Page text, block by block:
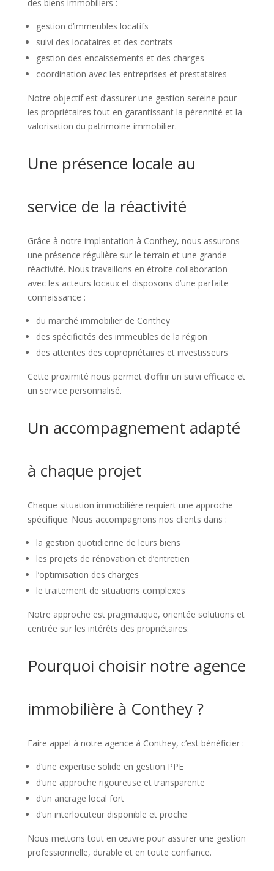
des biens immobiliers :
gestion d’immeubles locatifs
suivi des locataires et des contrats
gestion des encaissements et des charges
coordination avec les entreprises et prestataires
Notre objectif est d’assurer une gestion sereine pour
les propriétaires tout en garantissant la pérennité et la
valorisation du patrimoine immobilier.
Une présence locale au
service de la réactivité
Grâce à notre implantation à Conthey, nous assurons
une présence régulière sur le terrain et une grande
réactivité. Nous travaillons en étroite collaboration
avec les acteurs locaux et disposons d’une parfaite
connaissance :
du marché immobilier de Conthey
des spécificités des immeubles de la région
des attentes des copropriétaires et investisseurs
Cette proximité nous permet d’offrir un suivi efficace et
un service personnalisé.
Un accompagnement adapté
à chaque projet
Chaque situation immobilière requiert une approche
spécifique. Nous accompagnons nos clients dans :
la gestion quotidienne de leurs biens
les projets de rénovation et d’entretien
l’optimisation des charges
le traitement de situations complexes
Notre approche est pragmatique, orientée solutions et
centrée sur les intérêts des propriétaires.
Pourquoi choisir notre agence
immobilière à Conthey ?
Faire appel à notre agence à Conthey, c’est bénéficier :
d’une expertise solide en gestion PPE
d’une approche rigoureuse et transparente
d’un ancrage local fort
d’un interlocuteur disponible et proche
Nous mettons tout en œuvre pour assurer une gestion
professionnelle, durable et en toute confiance.